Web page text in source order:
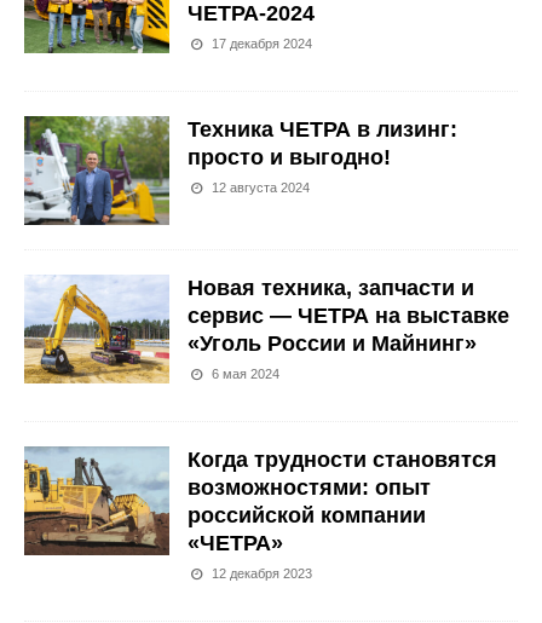
ЧЕТРА-2024
17 декабря 2024
Техника ЧЕТРА в лизинг:
просто и выгодно!
12 августа 2024
Новая техника, запчасти и
сервис — ЧЕТРА на выставке
«Уголь России и Майнинг»
6 мая 2024
Когда трудности становятся
возможностями: опыт
российской компании
«ЧЕТРА»
12 декабря 2023